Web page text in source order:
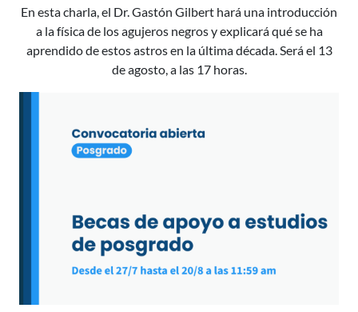
En esta charla, el Dr. Gastón Gilbert hará una introducción
a la física de los agujeros negros y explicará qué se ha
aprendido de estos astros en la última década. Será el 13
de agosto, a las 17 horas.